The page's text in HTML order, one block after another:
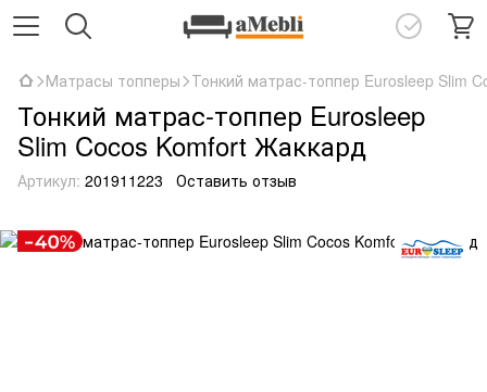
Матрасы топперы Тонкий матрас-топпер Eurosleep Slim
Тонкий матрас-топпер Eurosleep
Slim Cocos Komfort Жаккард
Артикул: 201911223 Оставить отзыв